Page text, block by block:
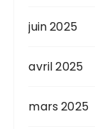
juin 2025
avril 2025
mars 2025